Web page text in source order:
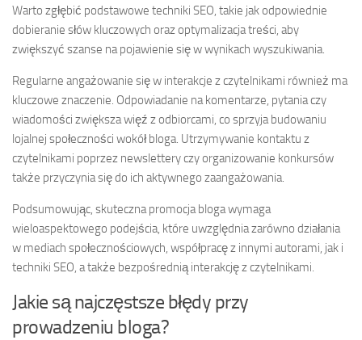
Warto zgłębić podstawowe techniki SEO, takie jak odpowiednie
dobieranie słów kluczowych oraz optymalizacja treści, aby
zwiększyć szanse na pojawienie się w wynikach wyszukiwania.
Regularne angażowanie się w interakcje z czytelnikami również ma
kluczowe znaczenie. Odpowiadanie na komentarze, pytania czy
wiadomości zwiększa więź z odbiorcami, co sprzyja budowaniu
lojalnej społeczności wokół bloga. Utrzymywanie kontaktu z
czytelnikami poprzez newslettery czy organizowanie konkursów
także przyczynia się do ich aktywnego zaangażowania.
Podsumowując, skuteczna promocja bloga wymaga
wieloaspektowego podejścia, które uwzględnia zarówno działania
w mediach społecznościowych, współpracę z innymi autorami, jak i
techniki SEO, a także bezpośrednią interakcję z czytelnikami.
Jakie są najczęstsze błędy przy
prowadzeniu bloga?